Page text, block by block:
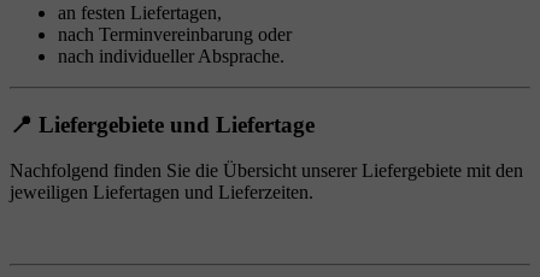
an festen Liefertagen,
nach Terminvereinbarung oder
nach individueller Absprache.
📍 Liefergebiete und Liefertage
Nachfolgend finden Sie die Übersicht unserer Liefergebiete mit den
jeweiligen Liefertagen und Lieferzeiten.